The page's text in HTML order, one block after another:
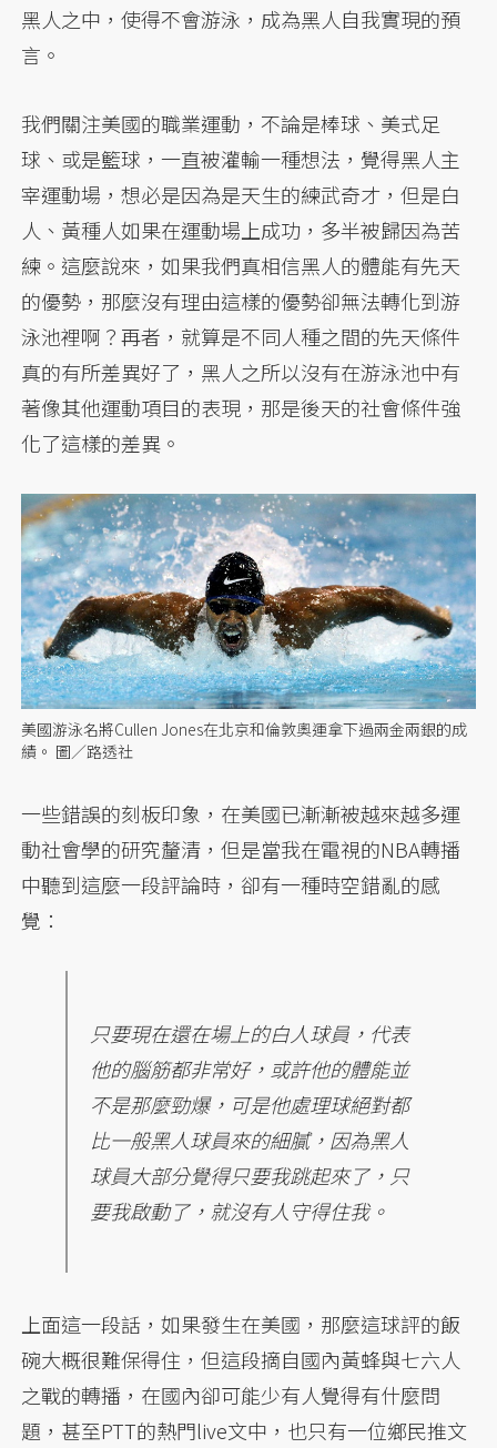
黑人之中，使得不會游泳，成為黑人自我實現的預
言。
我們關注美國的職業運動，不論是棒球、美式足
球、或是籃球，一直被灌輸一種想法，覺得黑人主
宰運動場，想必是因為是天生的練武奇才，但是白
人、黃種人如果在運動場上成功，多半被歸因為苦
練。這麼說來，如果我們真相信黑人的體能有先天
的優勢，那麼沒有理由這樣的優勢卻無法轉化到游
泳池裡啊？再者，就算是不同人種之間的先天條件
真的有所差異好了，黑人之所以沒有在游泳池中有
著像其他運動項目的表現，那是後天的社會條件強
化了這樣的差異。
美國游泳名將Cullen Jones在北京和倫敦奧運拿下過兩金兩銀的成
績。 圖／路透社
一些錯誤的刻板印象，在美國已漸漸被越來越多運
動社會學的研究釐清，但是當我在電視的NBA轉播
中聽到這麼一段評論時，卻有一種時空錯亂的感
覺：
只要現在還在場上的白人球員，代表
他的腦筋都非常好，或許他的體能並
不是那麼勁爆，可是他處理球絕對都
比一般黑人球員來的細膩，因為黑人
球員大部分覺得只要我跳起來了，只
要我啟動了，就沒有人守得住我。
上面這一段話，如果發生在美國，那麼這球評的飯
碗大概很難保得住，但這段摘自國內黃蜂與七六人
之戰的轉播，在國內卻可能少有人覺得有什麼問
題，甚至PTT的熱門live文中，也只有一位鄉民推文